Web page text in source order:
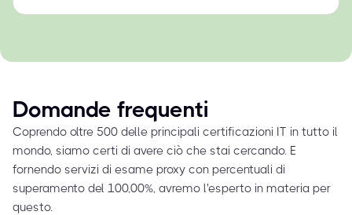
Domande frequenti
Coprendo oltre 500 delle principali certificazioni IT in tutto il
mondo, siamo certi di avere ciò che stai cercando. E
fornendo servizi di esame proxy con percentuali di
superamento del 100,00%, avremo l'esperto in materia per
questo.